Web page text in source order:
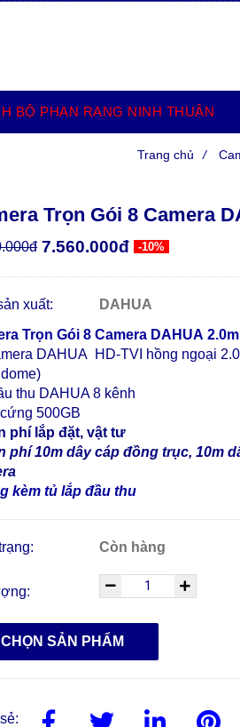
BỘ PHAN RANG NINH THUẬN
Trang chủ /
Trọn Gói 8 Camera
7.560.000đ -10%
xuất:
DAHUA
Trọn Gói 8 Camera DAHUA
DAHUA HD-TVI hồng ngoại
thu DAHUA 8 kênh
500GB
phí lắp đặt, vật tư
phí 10m dây cáp đồng trục, 10m
kèm tủ lắp đầu thu
Còn hàng
CHỌN SẢN PHẨM